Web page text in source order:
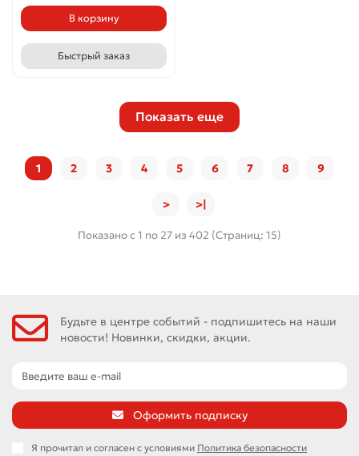
В корзину
Быстрый заказ
Показать еще
1 2 3 4 5 6 7 8 9
> >|
Показано с 1 по 27 из 402 (Страниц: 15)
Будьте в центре событий - подпишитесь на наши
новости! Новинки, скидки, акции.
Оформить подписку
Я прочитал и согласен с условиями Политика безопасности